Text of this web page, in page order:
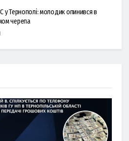
у Тернополі: молодик опинився в
черепа